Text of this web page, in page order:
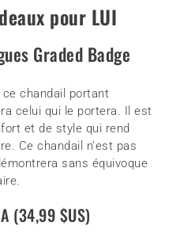
pour LUI
Graded Badge
ce chandail portant
celui qui le portera. Il est
et de style qui rend
Ce chandail n’est pas
sans équivoque
(34,99 $US)